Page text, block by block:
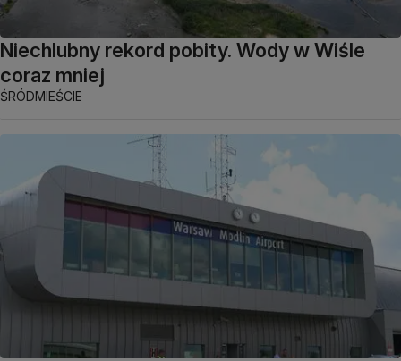
Niechlubny rekord pobity. Wody w Wiśle
coraz mniej
ŚRÓDMIEŚCIE